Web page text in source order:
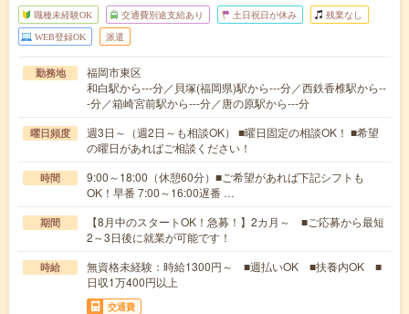
職種未経験OK 交通費別途支給あり 土日祝日が休み 残業なし
WEB登録OK 派遣
勤務地
福岡市東区
和白駅から---分／貝塚(福岡県)駅から---分／西鉄香椎駅から--
-分／箱崎宮前駅から---分／唐の原駅から---分
曜日頻度
週3日～（週2日～も相談OK） ■曜日固定の相談OK！ ■希望
の曜日があればご相談ください！
時間
9:00～18:00（休憩60分）■ご希望があれば下記シフトも
OK！早番 7:00～16:00遅番 …
期間
【8月中のスタートOK！急募！】2カ月～ ■ご応募から最短
2～3日後に就業が可能です！
時給
無資格未経験：時給1300円～ ■週払いOK ■扶養内OK ■
日収1万400円以上
交通費